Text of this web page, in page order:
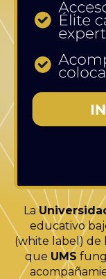
La
educativo
(white label) de
que UMS